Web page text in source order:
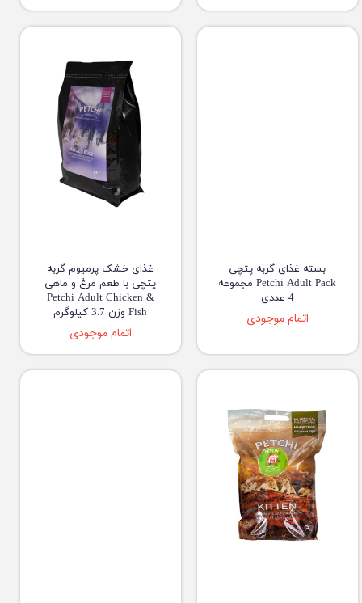
بسته غذای گربه پتچی
Petchi Adult Pack مجموعه
4 عددی
اتمام موجودی
غذای خشک پرمیوم گربه
پتچی با طعم مرغ و ماهی
Petchi Adult Chicken &
Fish وزن 3.7 کیلوگرم
اتمام موجودی